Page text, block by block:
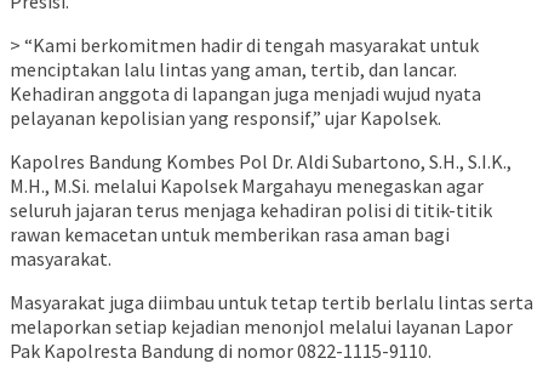
> “Kami berkomitmen hadir di tengah masyarakat untuk
menciptakan lalu lintas yang aman, tertib, dan lancar.
Kehadiran anggota di lapangan juga menjadi wujud nyata
pelayanan kepolisian yang responsif,” ujar Kapolsek.
Kapolres Bandung Kombes Pol Dr. Aldi Subartono, S.H., S.I.K.,
M.H., M.Si. melalui Kapolsek Margahayu menegaskan agar
seluruh jajaran terus menjaga kehadiran polisi di titik-titik
rawan kemacetan untuk memberikan rasa aman bagi
masyarakat.
Masyarakat juga diimbau untuk tetap tertib berlalu lintas serta
melaporkan setiap kejadian menonjol melalui layanan Lapor
Pak Kapolresta Bandung di nomor 0822-1115-9110.